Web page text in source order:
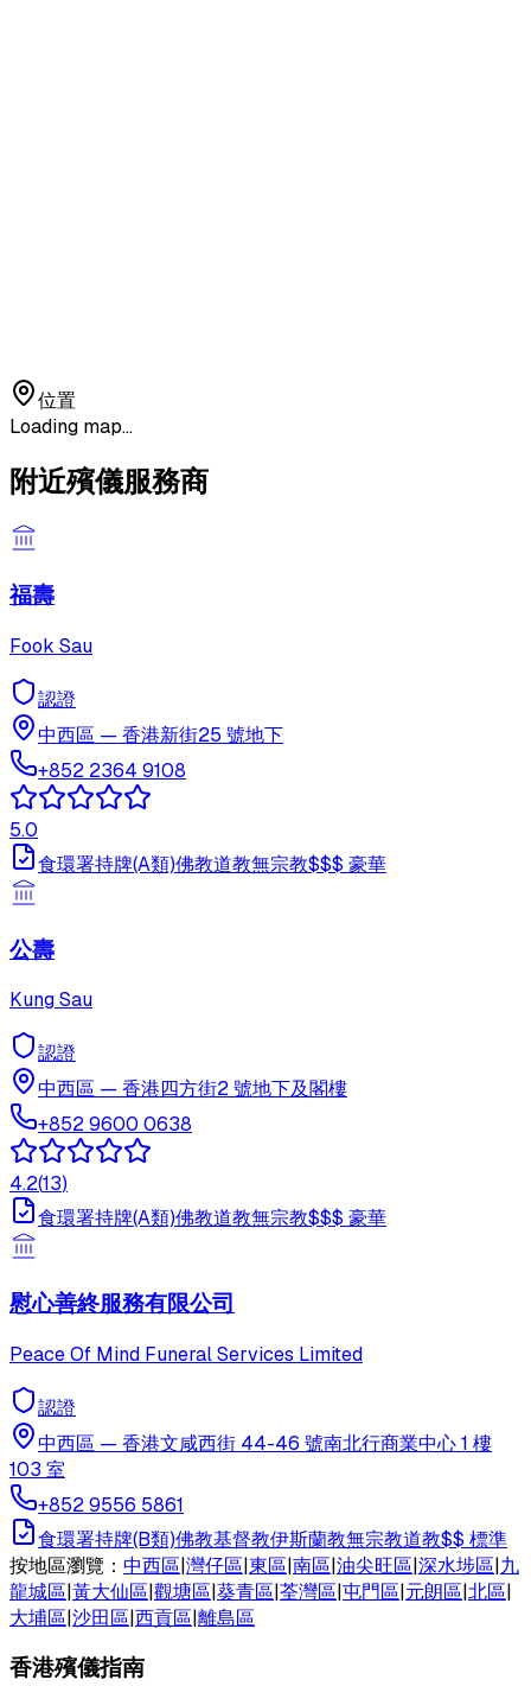
位置
Loading map...
附近殯儀服務商
福壽
Fook Sau
認證
中西區 — 香港新街25 號地下
+852 2364 9108
5.0
食環署持牌(A類)佛教道教無宗教$$$ 豪華
公壽
Kung Sau
認證
中西區 — 香港四方街2 號地下及閣樓
+852 9600 0638
4.2(13)
食環署持牌(A類)佛教道教無宗教$$$ 豪華
慰心善終服務有限公司
Peace Of Mind Funeral Services Limited
認證
中西區 — 香港文咸西街 44-46 號南北行商業中心 1 樓
103 室
+852 9556 5861
食環署持牌(B類)佛教基督教伊斯蘭教無宗教道教$$ 標準
按地區瀏覽： 中西區|灣仔區|東區|南區|油尖旺區|深水埗區|九
龍城區|黃大仙區|觀塘區|葵青區|荃灣區|屯門區|元朗區|北區|
大埔區|沙田區|西貢區|離島區
香港殯儀指南